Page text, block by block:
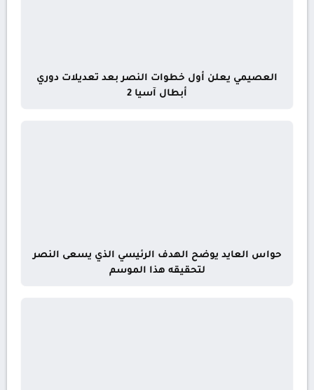
العصيمي يعلن أول خطوات النصر بعد تعديلات دوري
أبطال آسيا 2
حواس العايد يوضح الهدف الرئيسي الذي يسعى النصر
لتحقيقه هذا الموسم